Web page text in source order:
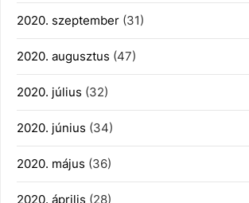
2020. szeptember (31)
2020. augusztus (47)
2020. július (32)
2020. június (34)
2020. május (36)
2020. április (28)